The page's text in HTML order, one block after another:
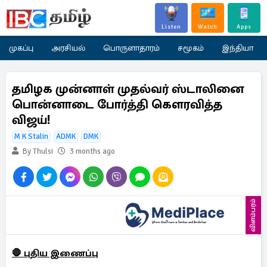
Listen Watch Apps
முகப்பு அரசியல் பொருளாதாரம் சமூகம் இந்தியா
தமிழக முன்னாள் முதல்வர் ஸ்டாலினை
பொன்னாடை போர்த்தி கௌரவித்த
விஜய்!
M K Stalin ADMK
DMK
By Thulsi
3 months ago
விளம்பரம்
🛑 புதிய இணைப்பு